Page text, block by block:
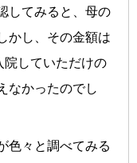
してみると、母の
かし、その金額は
院していただけの
なかったのでし
色々と調べてみる